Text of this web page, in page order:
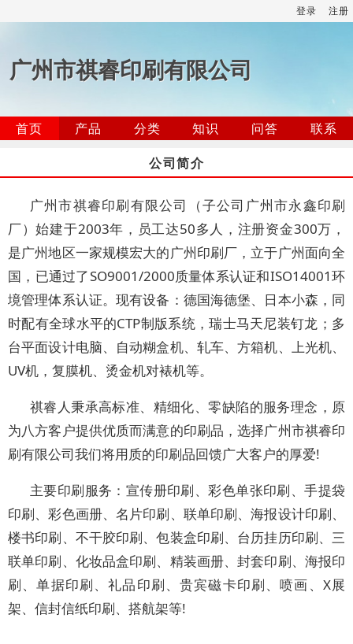
登录 注册
广州市祺睿印刷有限公司
首页 产品 分类 知识 问答
联系
公司简介
广州市祺睿印刷有限公司（子公司广州市永鑫印刷
厂）始建于2003年，员工达50多人，注册资金300万，
是广州地区一家规模宏大的广州印刷厂，立于广州面向全
国，已通过了SO9001/2000质量体系认证和ISO14001环
境管理体系认证。现有设备：德国海德堡、日本小森，同
时配有全球水平的CTP制版系统，瑞士马天尼装钉龙；多
台平面设计电脑、自动糊盒机、轧车、方箱机、上光机、
UV机，复膜机、烫金机对裱机等。
祺睿人秉承高标准、精细化、零缺陷的服务理念，原
为八方客户提供优质而满意的印刷品，选择广州市祺睿印
刷有限公司我们将用质的印刷品回馈广大客户的厚爱!
主要印刷服务：宣传册印刷、彩色单张印刷、手提袋
印刷、彩色画册、名片印刷、联单印刷、海报设计印刷、
楼书印刷、不干胶印刷、包装盒印刷、台历挂历印刷、三
联单印刷、化妆品盒印刷、精装画册、封套印刷、海报印
刷、单据印刷、礼品印刷、贵宾磁卡印刷、喷画、X展
架、信封信纸印刷、搭航架等!